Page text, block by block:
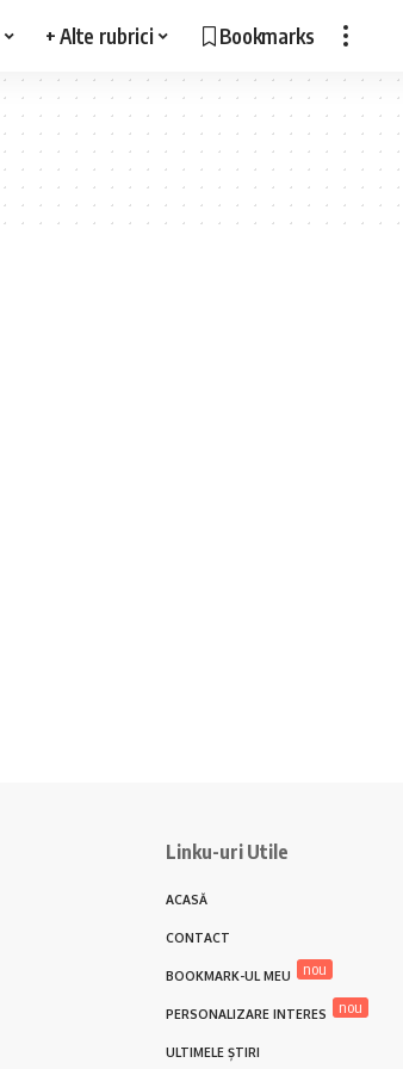
+ Alte rubrici Bookmarks
Linku-uri Utile
ACASĂ
CONTACT
BOOKMARK-UL MEU nou
PERSONALIZARE INTERES nou
ULTIMELE ȘTIRI